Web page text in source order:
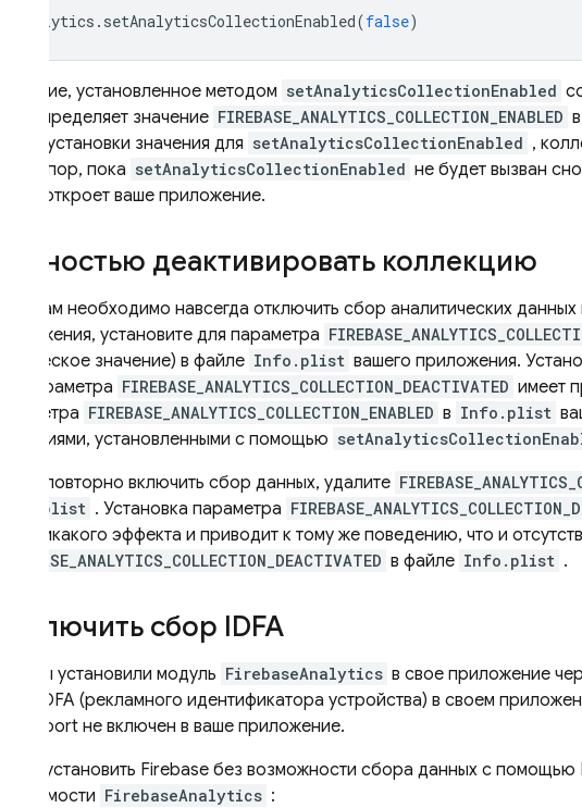
Analytics . setAnalyticsCollectionEnabled(false)
Значение, установленное методом setAnalyticsCollectionEnabled
переопределяет значение FIREBASE_ANALYTICS_COLLECTION_ENABLED
После установки значения для setAnalyticsCollectionEnabled ,
до тех пор, пока setAnalyticsCollectionEnabled не будет вызван
снова откроет ваше приложение.
Полностью деактивировать коллекцию
Если вам необходимо навсегда отключить сбор аналитических
приложения, установите для параметра
(логическое значение) в файле Info.plist вашего приложения.
для параметра FIREBASE_ANALYTICS_COLLECTION_DEACTIVATED имеет
параметра FIREBASE_ANALYTICS_COLLECTION_ENABLED в Info.plist
значениями, установленными с помощью
Чтобы повторно включить сбор данных, удалите
Info.plist . Установка параметра
дает никакого эффекта и приводит к тому же поведению, что и
FIREBASE_ANALYTICS_COLLECTION_DEACTIVATED в файле Info.plist .
Отключить сбор IDFA
Если вы установили модуль FirebaseAnalytics в свое приложение
сбор IDFA (рекламного идентификатора устройства) в своем
AdSupport не включен в ваше приложение.
Чтобы установить Firebase без возможности сбора данных с
зависимости FirebaseAnalytics :